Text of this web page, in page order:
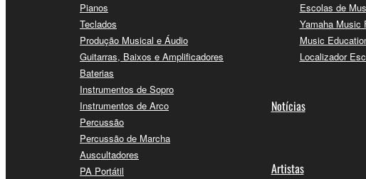
Pianos
Teclados
Produção Musical e Áudio
Guitarras, Baixos e Amplificadores
Baterias
Instrumentos de Sopro
Instrumentos de Arco
Percussão
Percussão de Marcha
Auscultadores
PA Portátil
Escolas de
Yamaha Music
Music
Localizador
Notícias
Artistas